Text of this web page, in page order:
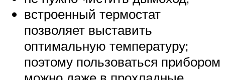
встроенный термостат
позволяет выставить
оптимальную температуру;
поэтому пользоваться прибором